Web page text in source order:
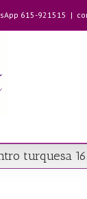
615-921515 |
turquesa